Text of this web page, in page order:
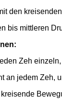
den
bis mittleren
Zeh
an jedem Zeh,